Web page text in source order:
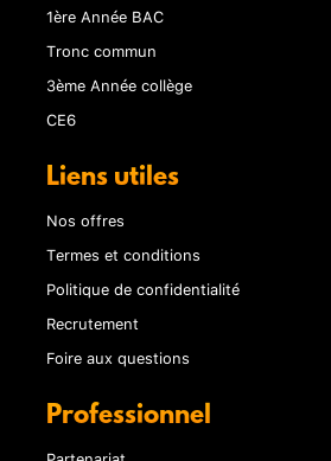
1ère Année BAC
Tronc commun
3ème Année collège
CE6
Liens utiles
Nos offres
Termes et conditions
Politique de confidentialité
Recrutement
Foire aux questions
Professionnel